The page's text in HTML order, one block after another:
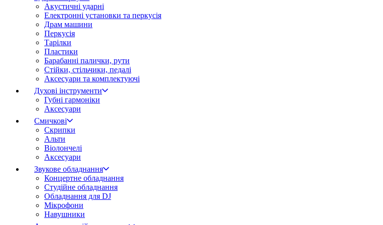
Акустичні ударні
Електронні установки та перкусія
Драм машини
Перкусія
Тарілки
Пластики
Барабанні палички, рути
Стійки, стільчики, педалі
Аксесуари та комплектуючі
Духові інструменти
Губні гармоніки
Аксесуари
Смичкові
Скрипки
Альти
Віолончелі
Аксесуари
Звукове обладнання
Концертне обладнання
Студійне обладнання
Обладнання для DJ
Мікрофони
Навушники